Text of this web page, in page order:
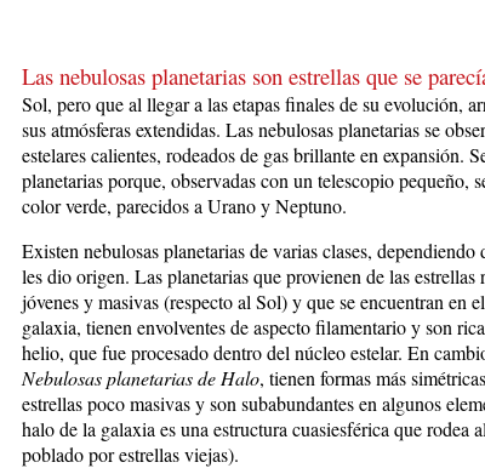
Las nebulosas planetarias son estrellas que se
Sol, pero que al llegar a las etapas finales de su evolución,
sus atmósferas extendidas. Las nebulosas planetarias se
estelares calientes, rodeados de gas brillante en expansión.
planetarias porque, observadas con un telescopio pequeño,
color verde, parecidos a Urano y Neptuno.
Existen nebulosas planetarias de varias clases, dependiendo
les dio origen. Las planetarias que provienen de las estrellas
jóvenes y masivas (respecto al Sol) y que se encuentran en
galaxia, tienen envolventes de aspecto filamentario y son
helio, que fue procesado dentro del núcleo estelar. En
Nebulosas planetarias de Halo, tienen formas más
estrellas poco masivas y son subabundantes en algunos
halo de la galaxia es una estructura cuasiesférica que rodea
poblado por estrellas viejas).